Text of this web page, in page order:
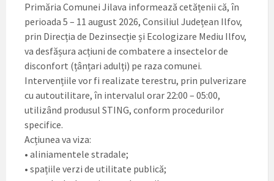
Primăria Comunei Jilava informează cetățenii că, în
perioada 5 – 11 august 2026, Consiliul Județean Ilfov,
prin Direcția de Dezinsecție și Ecologizare Mediu Ilfov,
va desfășura acțiuni de combatere a insectelor de
disconfort (țânțari adulți) pe raza comunei.
Intervențiile vor fi realizate terestru, prin pulverizare
cu autoutilitare, în intervalul orar 22:00 – 05:00,
utilizând produsul STING, conform procedurilor
specifice.
Acțiunea va viza:
• aliniamentele stradale;
• spațiile verzi de utilitate publică;